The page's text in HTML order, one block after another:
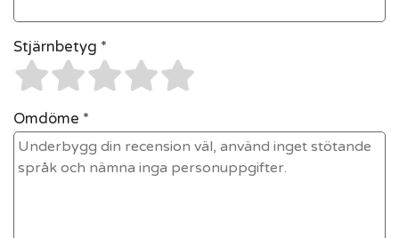
Stjärnbetyg *
Omdöme *